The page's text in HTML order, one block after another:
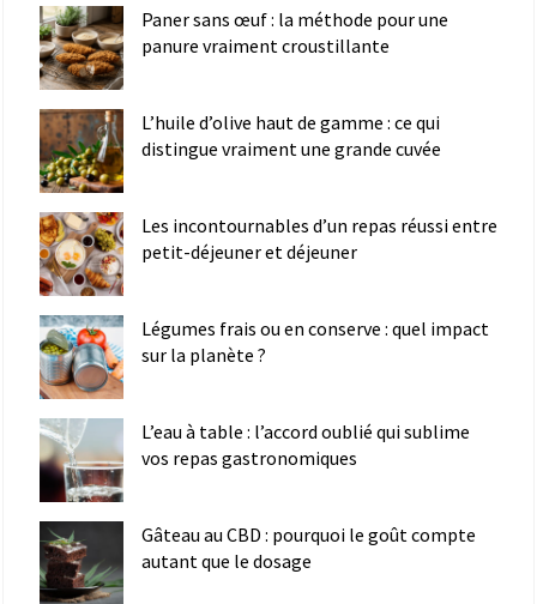
Paner sans œuf : la méthode pour une
panure vraiment croustillante
L’huile d’olive haut de gamme : ce qui
distingue vraiment une grande cuvée
Les incontournables d’un repas réussi entre
petit-déjeuner et déjeuner
Légumes frais ou en conserve : quel impact
sur la planète ?
L’eau à table : l’accord oublié qui sublime
vos repas gastronomiques
Gâteau au CBD : pourquoi le goût compte
autant que le dosage